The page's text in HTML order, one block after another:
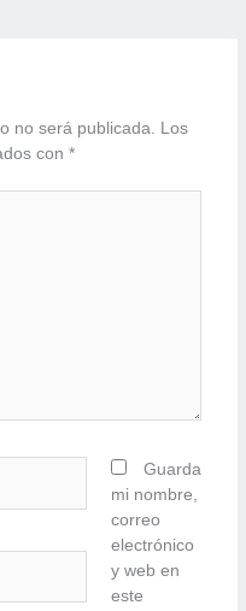
no será publicada.
Los
con *
Guarda
mi nombre,
correo
electrónico
y web en
este